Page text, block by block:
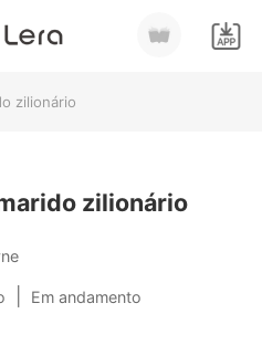
zilionário
zilionário
Em andamento